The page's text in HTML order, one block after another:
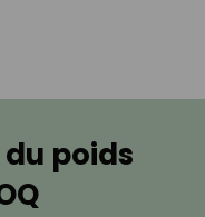
poids